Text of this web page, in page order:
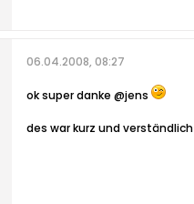
06.04.2008, 08:27
ok super danke @jens
des war kurz und verständlich